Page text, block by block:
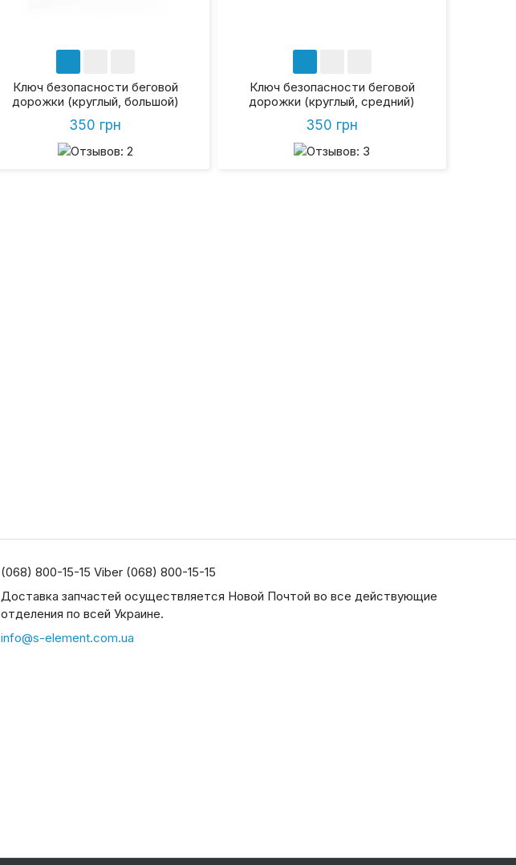
Ключ безопасности беговой
дорожки (круглый, большой)
350 грн
Ключ безопасности беговой
дорожки (круглый, средний)
350 грн
(068) 800-15-15 Viber (068) 800-15-15
Доставка запчастей осуществляется Новой Почтой во все действующие
отделения по всей Украине.
info@s-element.com.ua